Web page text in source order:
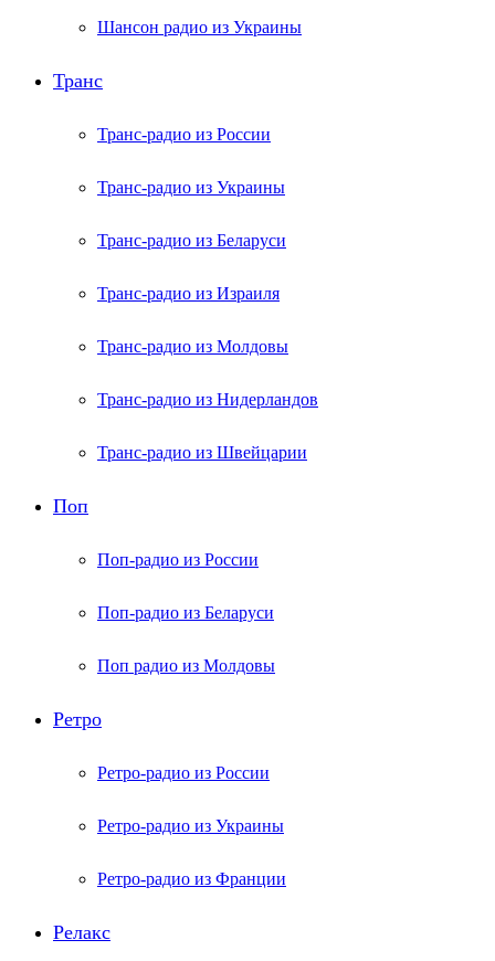
Шансон радио из Украины
Транс
Транс-радио из России
Транс-радио из Украины
Транс-радио из Беларуси
Транс-радио из Израиля
Транс-радио из Молдовы
Транс-радио из Нидерландов
Транс-радио из Швейцарии
Поп
Поп-радио из России
Поп-радио из Беларуси
Поп радио из Молдовы
Ретро
Ретро-радио из России
Ретро-радио из Украины
Ретро-радио из Франции
Релакс